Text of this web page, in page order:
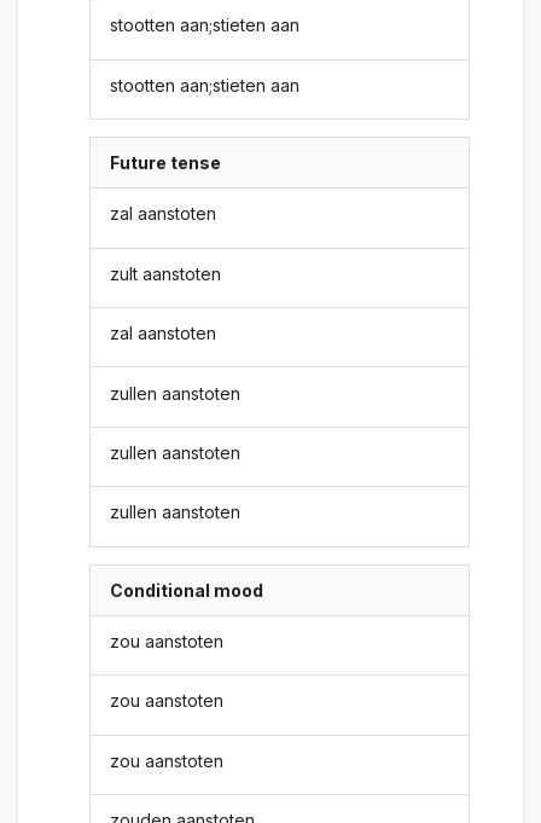
stootten aan;stieten aan
stootten aan;stieten aan
Future tense
zal aanstoten
zult aanstoten
zal aanstoten
zullen aanstoten
zullen aanstoten
zullen aanstoten
Conditional mood
zou aanstoten
zou aanstoten
zou aanstoten